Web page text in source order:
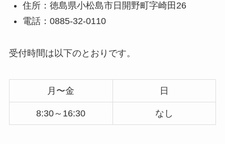
住所：徳島県小松島市日開野町字崎田26
電話：0885-32-0110
受付時間は以下のとおりです。
月〜金 日
8:30～16:30 なし